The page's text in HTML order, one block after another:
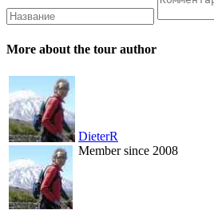
More about the tour author
DieterR
Member since 2008